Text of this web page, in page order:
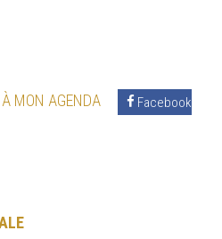
MON AGENDA Facebook